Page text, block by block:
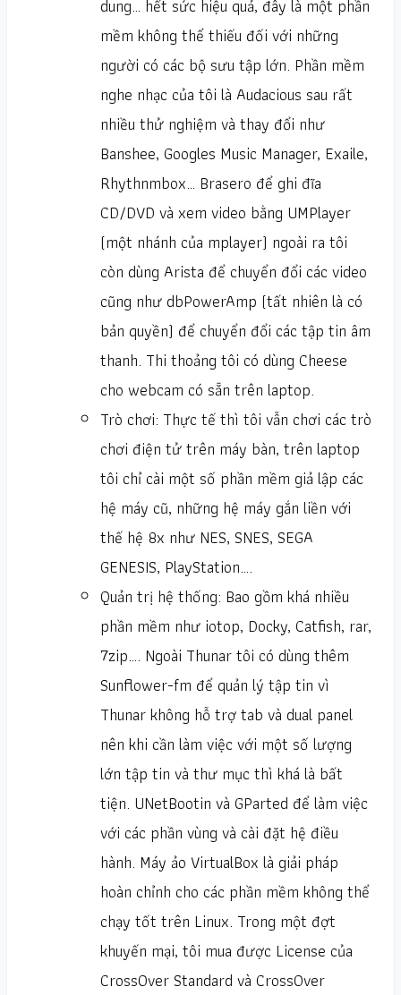
dung… hết sức hiệu quả, đây là một phần
mềm không thể thiếu đối với những
người có các bộ sưu tập lớn. Phần mềm
nghe nhạc của tôi là Audacious sau rất
nhiều thử nghiệm và thay đổi như
Banshee, Googles Music Manager, Exaile,
Rhythnmbox… Brasero để ghi đĩa
CD/DVD và xem video bằng UMPlayer
(một nhánh của mplayer) ngoài ra tôi
còn dùng Arista để chuyển đổi các video
cũng như dbPowerAmp (tất nhiên là có
bản quyền) để chuyển đổi các tập tin âm
thanh. Thi thoảng tôi có dùng Cheese
cho webcam có sẵn trên laptop.
Trò chơi: Thực tế thì tôi vẫn chơi các trò
chơi điện tử trên máy bàn, trên laptop
tôi chỉ cài một số phần mềm giả lập các
hệ máy cũ, những hệ máy gắn liền với
thế hệ 8x như NES, SNES, SEGA
GENESIS, PlayStation….
Quản trị hệ thống: Bao gồm khá nhiều
phần mềm như iotop, Docky, Catfish, rar,
7zip…. Ngoài Thunar tôi có dùng thêm
Sunflower-fm để quản lý tập tin vì
Thunar không hỗ trợ tab và dual panel
nên khi cần làm việc với một số lượng
lớn tập tin và thư mục thì khá là bất
tiện. UNetBootin và GParted để làm việc
với các phần vùng và cài đặt hệ điều
hành. Máy ảo VirtualBox là giải pháp
hoàn chỉnh cho các phần mềm không thể
chạy tốt trên Linux. Trong một đợt
khuyến mại, tôi mua được License của
CrossOver Standard và CrossOver